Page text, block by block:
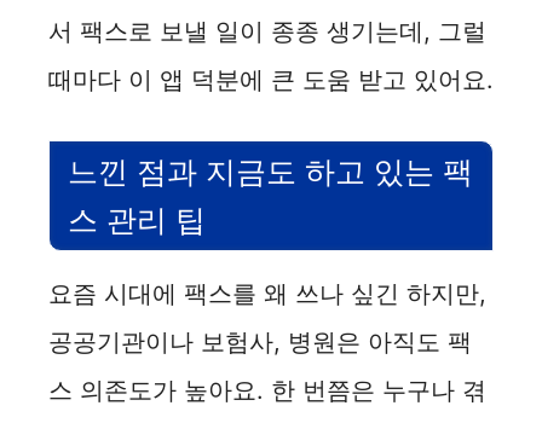
서 팩스로 보낼 일이 종종 생기는데, 그럴
때마다 이 앱 덕분에 큰 도움 받고 있어요.
느낀 점과 지금도 하고 있는 팩
스 관리 팁
요즘 시대에 팩스를 왜 쓰나 싶긴 하지만,
공공기관이나 보험사, 병원은 아직도 팩
스 의존도가 높아요. 한 번쯤은 누구나 겪